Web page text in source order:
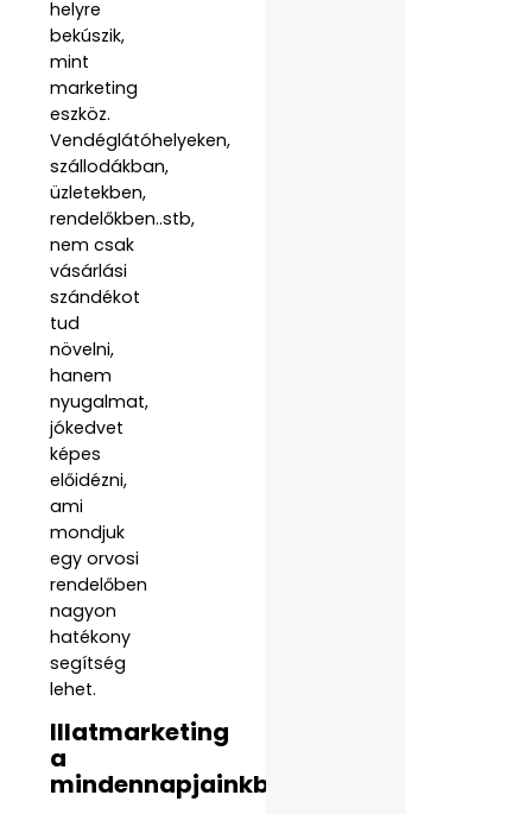
helyre
bekúszik,
mint
marketing
eszköz.
Vendéglátóhelyeken,
szállodákban,
üzletekben,
rendelőkben..stb,
nem csak
vásárlási
szándékot
tud
növelni,
hanem
nyugalmat,
jókedvet
képes
előidézni,
ami
mondjuk
egy orvosi
rendelőben
nagyon
hatékony
segítség
lehet.
Illatmarketing
a
mindennapjainkban